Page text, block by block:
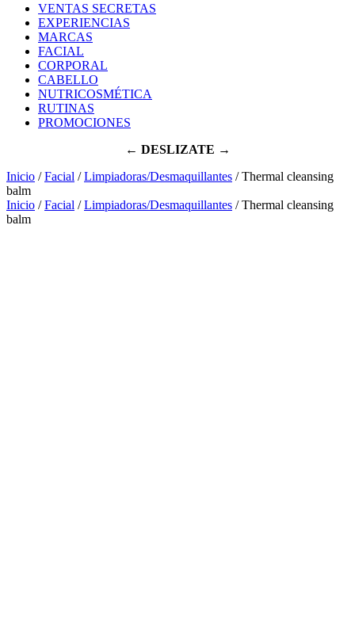
VENTAS SECRETAS
EXPERIENCIAS
MARCAS
FACIAL
CORPORAL
CABELLO
NUTRICOSMÉTICA
RUTINAS
PROMOCIONES
← DESLIZATE →
Inicio /Facial /Limpiadoras/Desmaquillantes / Thermal cleansing
balm
Inicio /Facial /Limpiadoras/Desmaquillantes / Thermal cleansing
balm